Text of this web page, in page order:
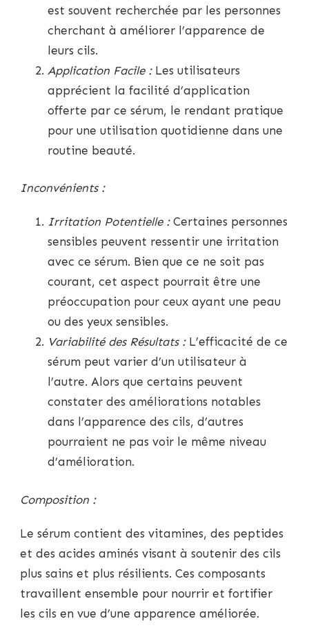
est souvent recherchée par les personnes
cherchant à améliorer l’apparence de
leurs cils.
Application Facile :Les utilisateurs
apprécient la facilité d’application
offerte par ce sérum, le rendant pratique
pour une utilisation quotidienne dans une
routine beauté.
Inconvénients :
Irritation Potentielle :Certaines personnes
sensibles peuvent ressentir une irritation
avec ce sérum. Bien que ce ne soit pas
courant, cet aspect pourrait être une
préoccupation pour ceux ayant une peau
ou des yeux sensibles.
Variabilité des Résultats :L’efficacité de ce
sérum peut varier d’un utilisateur à
l’autre. Alors que certains peuvent
constater des améliorations notables
dans l’apparence des cils, d’autres
pourraient ne pas voir le même niveau
d’amélioration.
Composition :
Le sérum contient des vitamines, des peptides
et des acides aminés visant à soutenir des cils
plus sains et plus résilients. Ces composants
travaillent ensemble pour nourrir et fortifier
les cils en vue d’une apparence améliorée.